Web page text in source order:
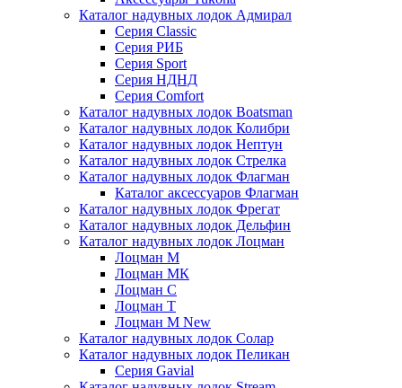
Каталог надувных лодок Адмирал
Серия Classic
Серия РИБ
Серия Sport
Серия НДНД
Серия Comfort
Каталог надувных лодок Boatsman
Каталог надувных лодок Колибри
Каталог надувных лодок Нептун
Каталог надувных лодок Стрелка
Каталог надувных лодок Флагман
Каталог аксессуаров Флагман
Каталог надувных лодок Фрегат
Каталог надувных лодок Дельфин
Каталог надувных лодок Лоцман
Лоцман М
Лоцман МК
Лоцман С
Лоцман Т
Лоцман М New
Каталог надувных лодок Солар
Каталог надувных лодок Пеликан
Серия Gavial